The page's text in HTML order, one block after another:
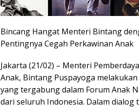
Bincang Hangat Menteri Bintang
Pentingnya Cegah Perkawinan Anak
Jakarta (21/02) – Menteri
Anak, Bintang Puspayoga
yang tergabung dalam Forum Anak
dari seluruh Indonesia. Dalam